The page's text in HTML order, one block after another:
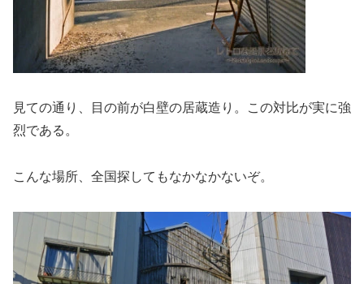
見ての通り、目の前が白壁の居蔵造り。この対比が実に強
烈である。
こんな場所、全国探してもなかなかないぞ。